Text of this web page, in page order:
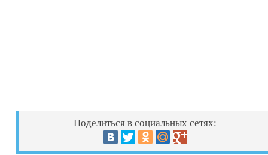
Поделиться в социальных сетях: